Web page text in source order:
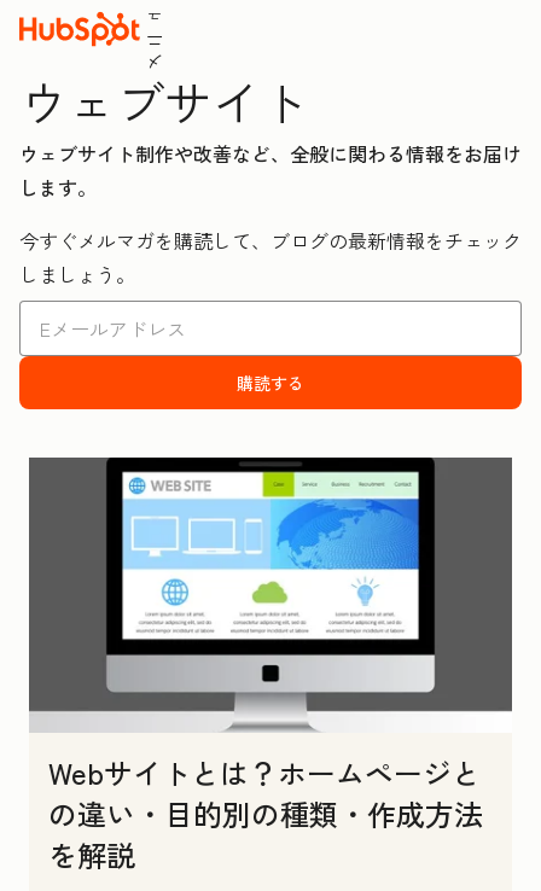
メ
ニ
ュ
ウェブサイト
ウェブサイト制作や改善など、全般に関わる情報をお届け
します。
今すぐメルマガを購読して、ブログの最新情報をチェック
しましょう。
購読する
Webサイトとは？ホームページと
の違い・目的別の種類・作成方法
を解説